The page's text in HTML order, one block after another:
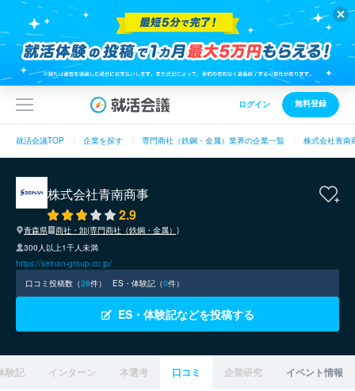
ログイン 無料登録
就活会議TOP 企業を探す 専門商社（鉄鋼・金属）業界の企業一覧 株式会社青南
株式会社青南商事
2.9
青森県
商社・卸(専門商社（鉄鋼・金属）)
300人以上1千人未満
https://seinan-group.co.jp/
口コミ投稿数（28件） ES・体験記（0件）
ES・体験記などを投稿する
験記 インターン 本選考 口コミ 企業研究 イベント情報